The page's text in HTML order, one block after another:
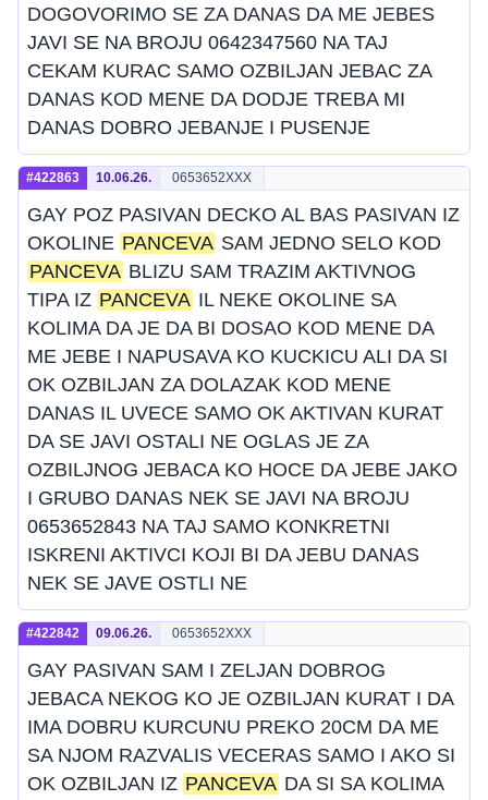
DOGOVORIMO SE ZA DANAS DA ME JEBES
JAVI SE NA BROJU 0642347560 NA TAJ
CEKAM KURAC SAMO OZBILJAN JEBAC ZA
DANAS KOD MENE DA DODJE TREBA MI
DANAS DOBRO JEBANJE I PUSENJE
#422863 10.06.26. 0653652XXX
GAY POZ PASIVAN DECKO AL BAS PASIVAN IZ
OKOLINE PANCEVA SAM JEDNO SELO KOD
PANCEVA BLIZU SAM TRAZIM AKTIVNOG
TIPA IZ PANCEVA IL NEKE OKOLINE SA
KOLIMA DA JE DA BI DOSAO KOD MENE DA
ME JEBE I NAPUSAVA KO KUCKICU ALI DA SI
OK OZBILJAN ZA DOLAZAK KOD MENE
DANAS IL UVECE SAMO OK AKTIVAN KURAT
DA SE JAVI OSTALI NE OGLAS JE ZA
OZBILJNOG JEBACA KO HOCE DA JEBE JAKO
I GRUBO DANAS NEK SE JAVI NA BROJU
0653652843 NA TAJ SAMO KONKRETNI
ISKRENI AKTIVCI KOJI BI DA JEBU DANAS
NEK SE JAVE OSTLI NE
#422842 09.06.26. 0653652XXX
GAY PASIVAN SAM I ZELJAN DOBROG
JEBACA NEKOG KO JE OZBILJAN KURAT I DA
IMA DOBRU KURCUNU PREKO 20CM DA ME
SA NJOM RAZVALIS VECERAS SAMO I AKO SI
OK OZBILJAN IZ PANCEVA DA SI SA KOLIMA